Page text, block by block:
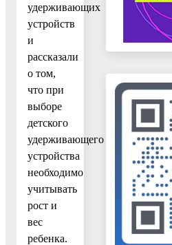
удерживающих
устройств
и
рассказали
о том,
что при
выборе
детского
удерживающего
устройства
необходимо
учитывать
рост и
вес
ребенка.